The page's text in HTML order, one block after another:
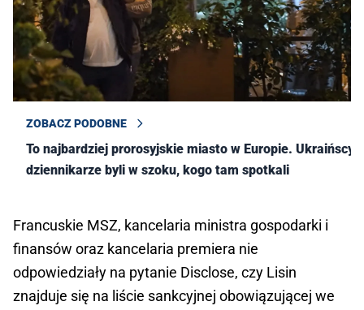
ZOBACZ PODOBNE
To najbardziej prorosyjskie miasto w Europie. Ukraińscy
dziennikarze byli w szoku, kogo tam spotkali
Francuskie MSZ, kancelaria ministra gospodarki i
finansów oraz kancelaria premiera nie
odpowiedziały na pytanie Disclose, czy Lisin
znajduje się na liście sankcyjnej obowiązującej we